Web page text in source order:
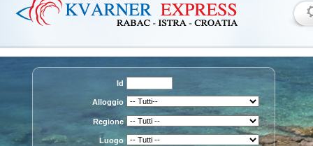
Id
Alloggio
Regione
Luogo